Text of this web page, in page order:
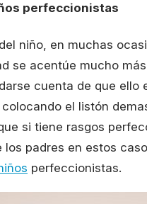
perfeccionistas
niño, en muchas
se acentúe mucho
cuenta de que
el listón
si tiene rasgos
los padres en estos
perfeccionistas.